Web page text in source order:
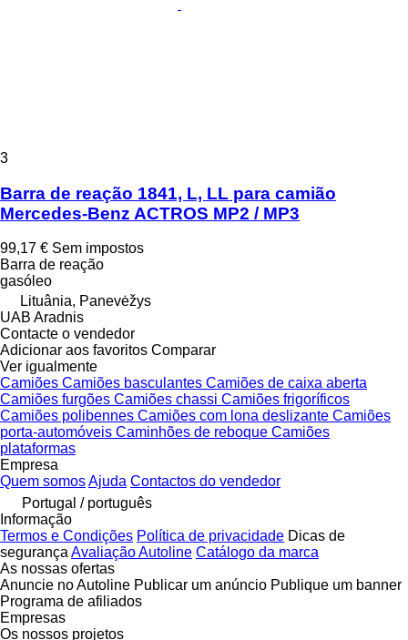
3
Barra de reação 1841, L, LL para camião
Mercedes-Benz ACTROS MP2 / MP3
99,17 € Sem impostos
Barra de reação
gasóleo
Lituânia, Panevėžys
UAB Aradnis
Contacte o vendedor
Adicionar aos favoritos Comparar
Ver igualmente
Camiões Camiões basculantes Camiões de caixa aberta
Camiões furgões Camiões chassi Camiões frigoríficos
Camiões polibennes Camiões com lona deslizante Camiões
porta-automóveis Caminhões de reboque Camiões
plataformas
Empresa
Quem somosAjuda Contactos do vendedor
Portugal / português
Informação
Termos e Condições Política de privacidade Dicas de
segurança Avaliação Autoline Catálogo da marca
As nossas ofertas
Anuncie no Autoline Publicar um anúncio Publique um banner
Programa de afiliados
Empresas
Os nossos projetos